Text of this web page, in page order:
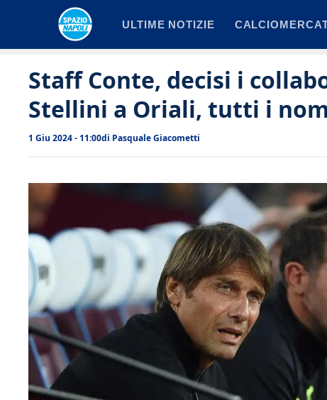
ULTIME NOTIZIE
Staff Conte, decisi i
Stellini a Oriali, tutti i
1 Giu 2024 - 11:00di Pasquale Giacometti